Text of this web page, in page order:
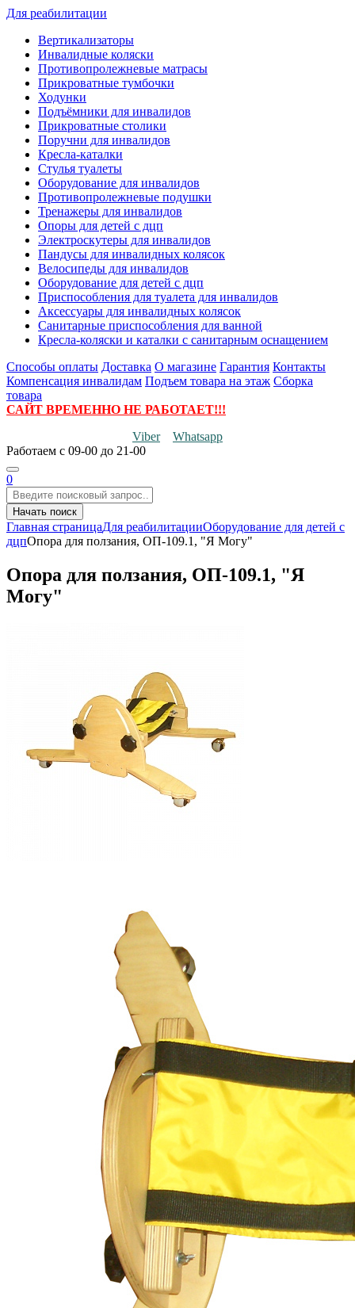
Для реабилитации
Вертикализаторы
Инвалидные коляски
Противопролежневые матрасы
Прикроватные тумбочки
Ходунки
Подъёмники для инвалидов
Прикроватные столики
Поручни для инвалидов
Кресла-каталки
Стулья туалеты
Оборудование для инвалидов
Противопролежневые подушки
Тренажеры для инвалидов
Опоры для детей с дцп
Электроскутеры для инвалидов
Пандусы для инвалидных колясок
Велосипеды для инвалидов
Оборудование для детей с дцп
Приспособления для туалета для инвалидов
Аксессуары для инвалидных колясок
Санитарные приспособления для ванной
Кресла-коляски и каталки с санитарным оснащением
Способы оплаты Доставка О магазине Гарантия Контакты
Компенсация инвалидам Подъем товара на этаж Сборка
товара
САЙТ ВРЕМЕННО НЕ РАБОТАЕТ!!!
Viber
Whatsapp
Работаем с 09-00 до 21-00
0
Начать поиск
Главная страницаДля реабилитацииОборудование для детей с
дцпОпора для ползания, ОП-109.1, "Я Могу"
Опора для ползания, ОП-109.1, "Я
Могу"